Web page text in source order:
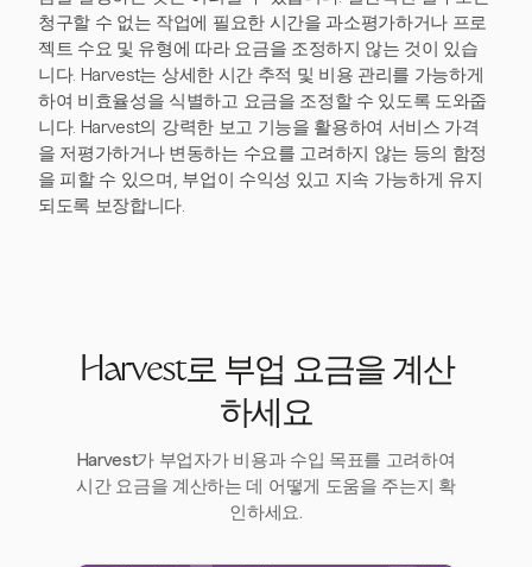
청구할 수 없는 작업에 필요한 시간을 과소평가하거나 프로
젝트 수요 및 유형에 따라 요금을 조정하지 않는 것이 있습
니다. Harvest는 상세한 시간 추적 및 비용 관리를 가능하게
하여 비효율성을 식별하고 요금을 조정할 수 있도록 도와줍
니다. Harvest의 강력한 보고 기능을 활용하여 서비스 가격
을 저평가하거나 변동하는 수요를 고려하지 않는 등의 함정
을 피할 수 있으며, 부업이 수익성 있고 지속 가능하게 유지
되도록 보장합니다.
Harvest로 부업 요금을 계산
하세요
Harvest가 부업자가 비용과 수입 목표를 고려하여
시간 요금을 계산하는 데 어떻게 도움을 주는지 확
인하세요.